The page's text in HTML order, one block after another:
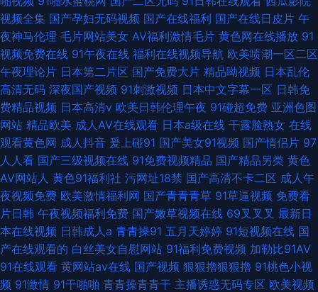
视频全集 国产孕妇无码视频 国产在线福利 国产在线日皮片 午
夜神马伦理 毛片网站美女 AV福利激情毛片 黄色网在线播放 91
视频免费在线 91午夜在线 福利在线视频导航 欧美喷潮一区二区
午夜理论片 日本第二片区 国产免费大片 精品呦视频 日本乱伦
高清无码 深夜国产视频 91刺激视频 日本中文字幕一区 日韩免
费精品视频 日本高清v 欧美日韩伦理午夜 91碰超免费 亚洲色图
网站 精品欧美 成人AV在线观看 日本a级在线 干露脸熟女 在线
观看黄色网 成人抖音 爰上碰91 国产美女91视频 国产情侣片 97
人人看 国产三级视频在线 91免费视频精品 国产精品另类 黄色
AV网站人 黄色91福利社 污网址18禁 国产高清不卡二区 成人午
夜视频免费 欧美激情福利网 国产青青青草 91草逼视频 免费看
片日韩 午夜视频福利免费 国产嫩草视频在线 69叉叉叉 最新日
本在线视频 日韩成人a 青青操91 五月天婷婷 91短视频在线 国
产在线观看的 白丝美女自慰网站 91福利免费视频 加勒比91AV
91在线观看 黄网站av在线 国产视频 狠狠擼狠狠擼 91桃色小视
频 91激情 91干啪啪 青青操青青干 主播诱惑无码专区 欧美视频